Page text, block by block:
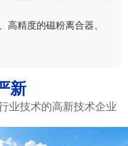
精度的磁粉离合器、
新
业技术的高新技术企业